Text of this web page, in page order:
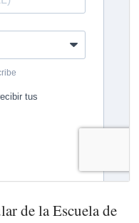
de la Escuela de